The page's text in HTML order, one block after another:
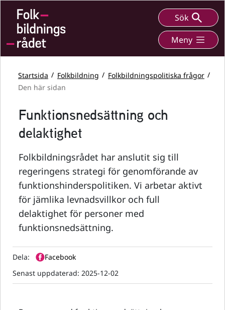
Sök
Meny
Startsida Folkbildning
Folkbildningspolitiska frågor
Den här sidan
Funktionsnedsättning och
delaktighet
Folkbildningsrådet har anslutit sig till
regeringens strategi för genomförande av
funktionshinderspolitiken. Vi arbetar aktivt
för jämlika levnadsvillkor och full
delaktighet för personer med
funktionsnedsättning.
Dela:
Facebook
Senast uppdaterad: 2025-12-02